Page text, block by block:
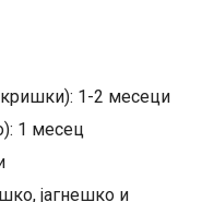
1-2 месеци
1 месец
јагнешко и